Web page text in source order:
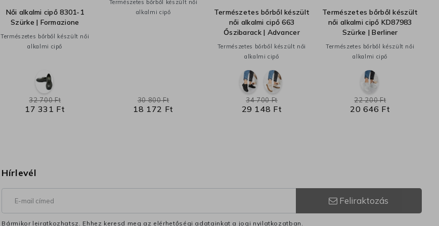
Női alkalmi cipő 8301-1
Szürke | Formazione
Természetes bőrből készült női
alkalmi cipő
17 331 Ft
32 700 Ft
Természetes bőrből készült női
alkalmi cipő
18 172 Ft
30 800 Ft
Természetes bőrből készült
női alkalmi cipő 663
Őszibarack | Advancer
Természetes bőrből készült női
alkalmi cipő
29 148 Ft
34 700 Ft
Természetes bőrből készült
női alkalmi cipő KD87983
Szürke | Berliner
Természetes bőrből készült női
alkalmi cipő
20 646 Ft
22 200 Ft
Hírlevél
Feliraktozás
Bármikor leiratkozhatsz. Ehhez keresd meg az elérhetőségi adatainkat a jogi nyilatkozatban.